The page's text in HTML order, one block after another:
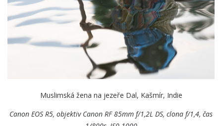
Muslimská žena na jezeře Dal, Kašmír, Indie
Canon EOS R5, objektiv Canon RF 85mm f/1,2L DS, clona f/1,4, čas